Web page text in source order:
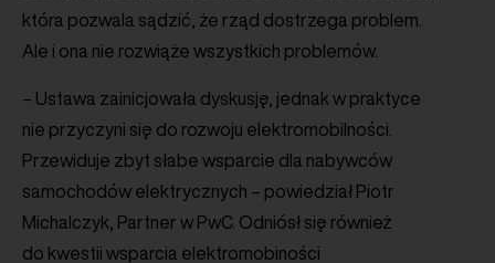
która pozwala sądzić, że rząd dostrzega problem.
Ale i ona nie rozwiąże wszystkich problemów.
– Ustawa zainicjowała dyskusję, jednak w praktyce
nie przyczyni się do rozwoju elektromobilności.
Przewiduje zbyt słabe wsparcie dla nabywców
samochodów elektrycznych – powiedział Piotr
Michalczyk, Partner w PwC. Odniósł się również
do kwestii wsparcia elektromobiności